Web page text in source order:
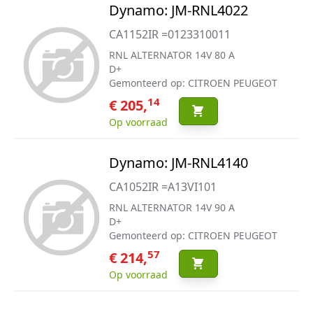
Dynamo: JM-RNL4022
CA1152IR =0123310011
RNL ALTERNATOR 14V 80 A
D+
Gemonteerd op: CITROEN PEUGEOT
€ 205,14
Op voorraad
Dynamo: JM-RNL4140
CA1052IR =A13VI101
RNL ALTERNATOR 14V 90 A
D+
Gemonteerd op: CITROEN PEUGEOT
€ 214,57
Op voorraad